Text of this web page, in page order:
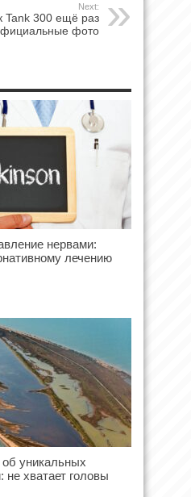
Next:
Tank 300 ещё раз
фото
нервами:
лечению
уникальных
не хватает головы